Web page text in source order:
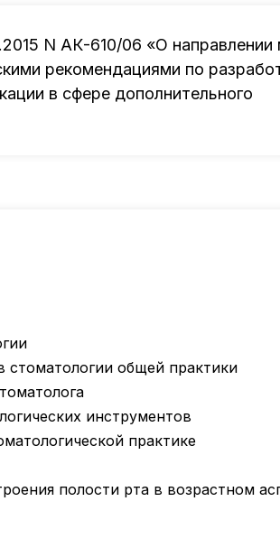
N АК-610/06 «О направлении
рекомендациями по
в сфере дополнительного
стоматологии общей практики
инструментов
практике
полости рта в возрастном